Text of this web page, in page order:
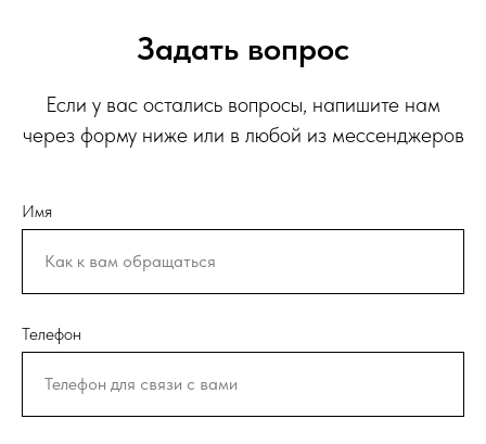
Задать вопрос
Если у вас остались вопросы, напишите нам
через форму ниже или в любой из мессенджеров
Имя
Телефон